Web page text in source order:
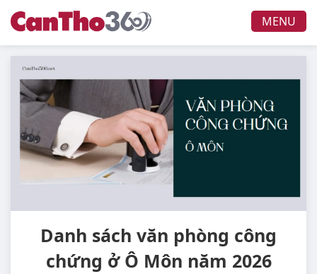
MENU
Danh sách văn phòng công
chứng ở Ô Môn năm 2026